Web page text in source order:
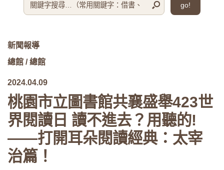
go!
新聞報導
總館 / 總館
2024.04.09
桃園市立圖書館共襄盛舉423世
界閱讀日 讀不進去？用聽的!
——打開耳朵閱讀經典：太宰
治篇！